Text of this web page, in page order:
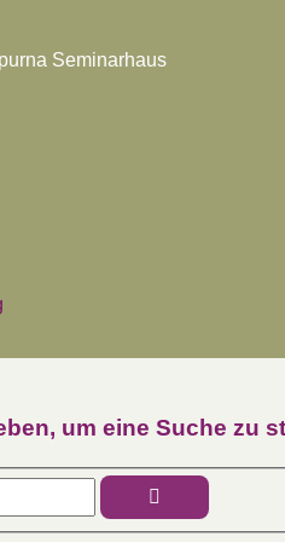
Seminarhaus
um eine Suche zu